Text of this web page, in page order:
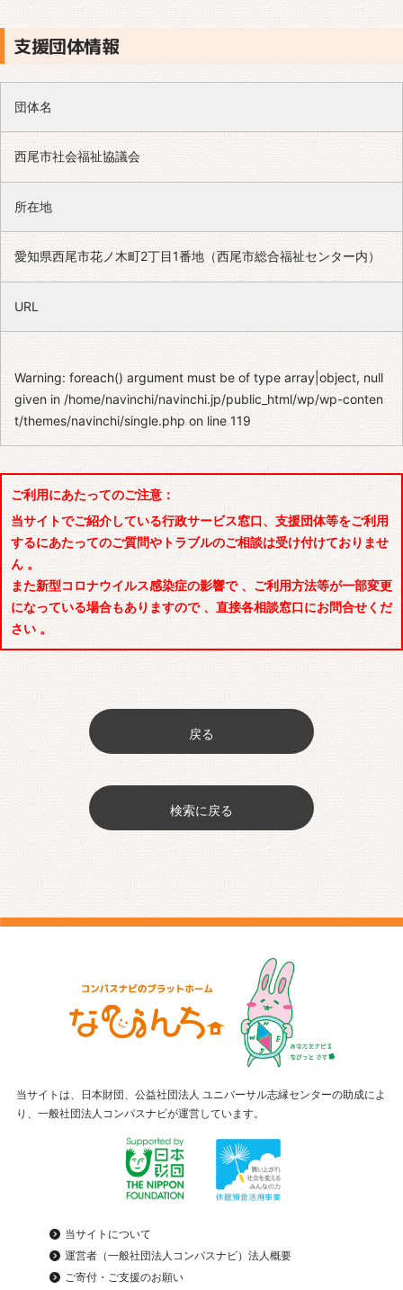
支援団体情報
団体名
西尾市社会福祉協議会
所在地
愛知県西尾市花ノ木町2丁目1番地（西尾市総合福祉センター内）
URL
Warning: foreach() argument must be of type array|object, null
given in/home/navinchi/navinchi.jp/public_html/wp/wp-conten
t/themes/navinchi/single.php on line119
ご利用にあたってのご注意：
当サイトでご紹介している行政サービス窓口、支援団体等をご利用
するにあたってのご質問やトラブルのご相談は受け付けておりませ
ん 。
また新型コロナウイルス感染症の影響で 、ご利用方法等が一部変更
になっている場合もありますので 、直接各相談窓口にお問合せくだ
さい 。
戻る
検索に戻る
当サイトは、日本財団、公益社団法人 ユニバーサル志縁センターの助成によ
り、一般社団法人コンパスナビが運営しています。
当サイトについて
運営者（一般社団法人コンパスナビ）法人概要
ご寄付・ご支援のお願い